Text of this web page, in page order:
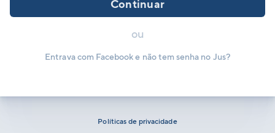
Continuar
ou
Entrava com Facebook e não tem senha no Jus?
Políticas de privacidade